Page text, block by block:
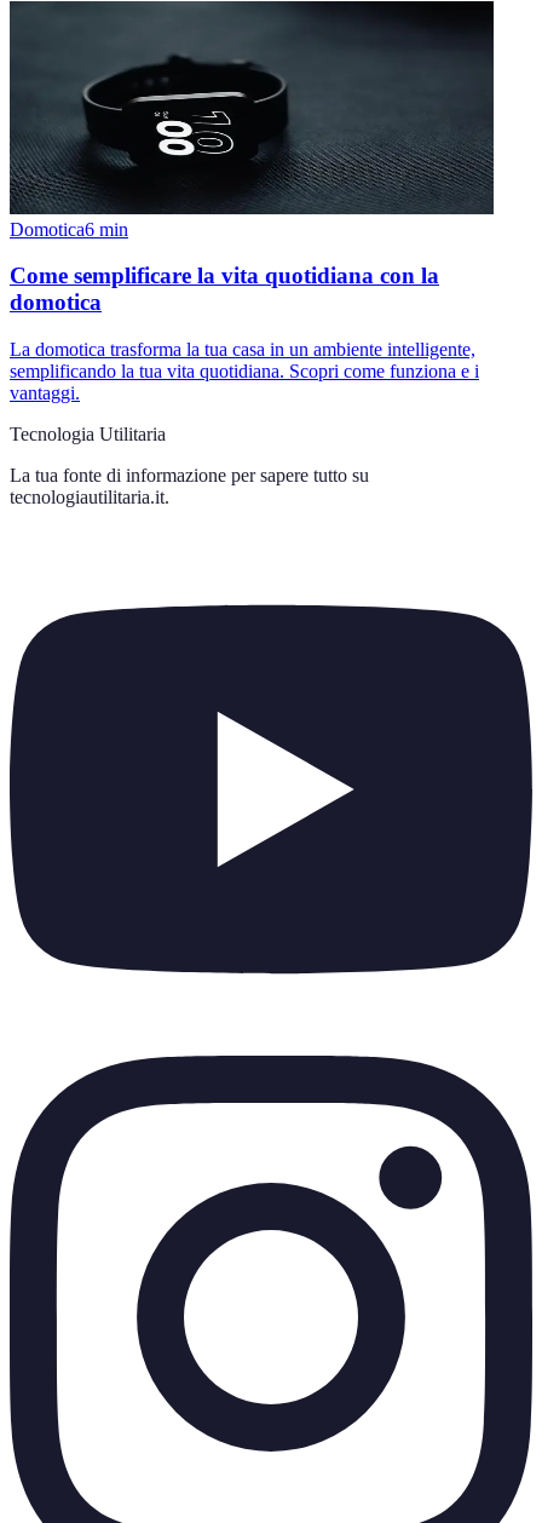
Domotica6 min
Come semplificare la vita quotidiana con la
domotica
La domotica trasforma la tua casa in un ambiente intelligente,
semplificando la tua vita quotidiana. Scopri come funziona e i
vantaggi.
Tecnologia Utilitaria
La tua fonte di informazione per sapere tutto su
tecnologiautilitaria.it.